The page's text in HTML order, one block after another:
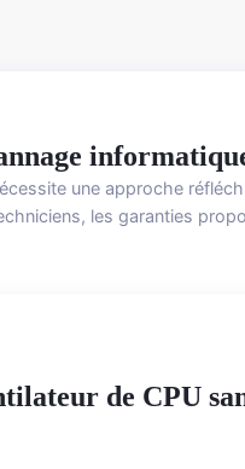
une approche
les garanties
de CPU